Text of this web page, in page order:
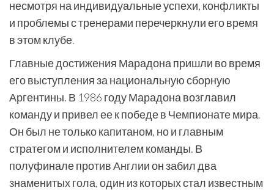
несмотря на индивидуальные успехи, конфликты
и проблемы с тренерами перечеркнули его время
в этом клубе.
Главные достижения Марадона пришли во время
его выступления за национальную сборную
Аргентины. В 1986 году Марадона возглавил
команду и привел ее к победе в Чемпионате мира.
Он был не только капитаном, но и главным
стратегом и исполнителем команды. В
полуфинале против Англии он забил два
знаменитых гола, один из которых стал известным